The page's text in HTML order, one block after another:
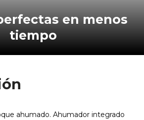
tiempo
ahumado. Ahumador integrado